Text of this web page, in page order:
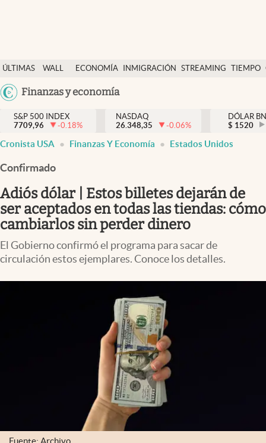
ÚLTIMAS
NOTICIAS
WALL
DÓLAR
ECONOMÍA INMIGRACIÓN STREAMING TIEMPO
México
USA
Finanzas y economía
Finanzas y economía
Wall Street y dólar
Inmigración
Espiritual
Streaming
PC y mobile
S&P 500 INDEX
7709,96
-0.18%
NASDAQ
26.348,35
-0.06%
DÓLAR
$ 1520
Cronista USA Finanzas Y Economía Estados Unidos
Confirmado
Adiós dólar | Estos billetes dejarán de
ser aceptados en todas las tiendas: cómo
cambiarlos sin perder dinero
El Gobierno confirmó el programa para sacar de
circulación estos ejemplares. Conoce los detalles.